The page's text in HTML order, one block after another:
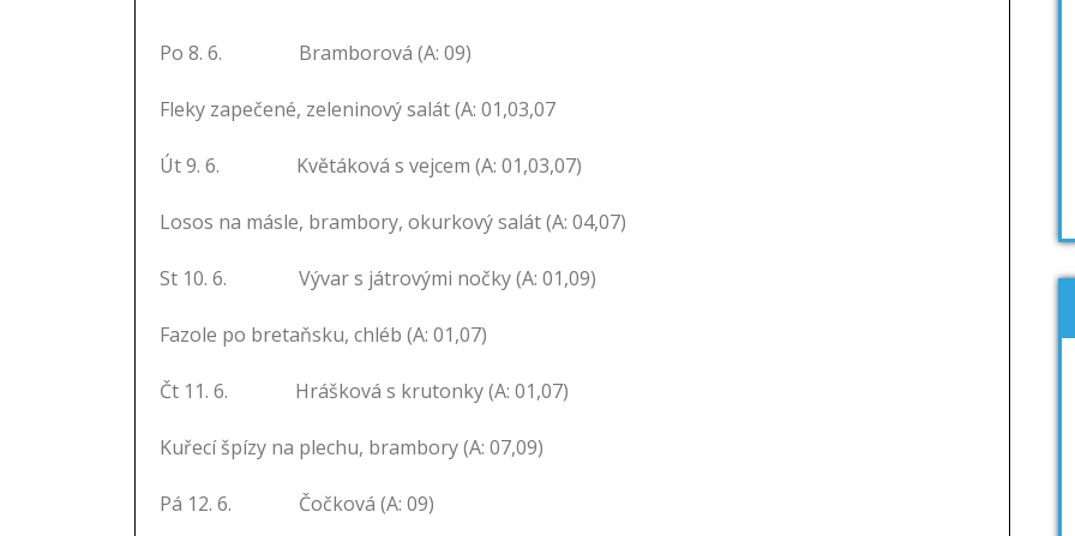
Po 8. 6. Bramborová (A: 09)
Fleky zapečené, zeleninový salát (A: 01,03,07
Út 9. 6. Květáková s vejcem (A: 01,03,07)
Losos na másle, brambory, okurkový salát (A: 04,07)
St 10. 6. Vývar s játrovými nočky (A: 01,09)
Fazole po bretaňsku, chléb (A: 01,07)
Čt 11. 6. Hrášková s krutonky (A: 01,07)
Kuřecí špízy na plechu, brambory (A: 07,09)
Pá 12. 6. Čočková (A: 09)